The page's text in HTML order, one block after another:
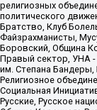
религиозных
политического
Братство, Клуб
Файзрахманисты,
Боровский, Община
Правый сектор, УНА -
им. Степана
Религиозное
Социальная
Русские, Русское